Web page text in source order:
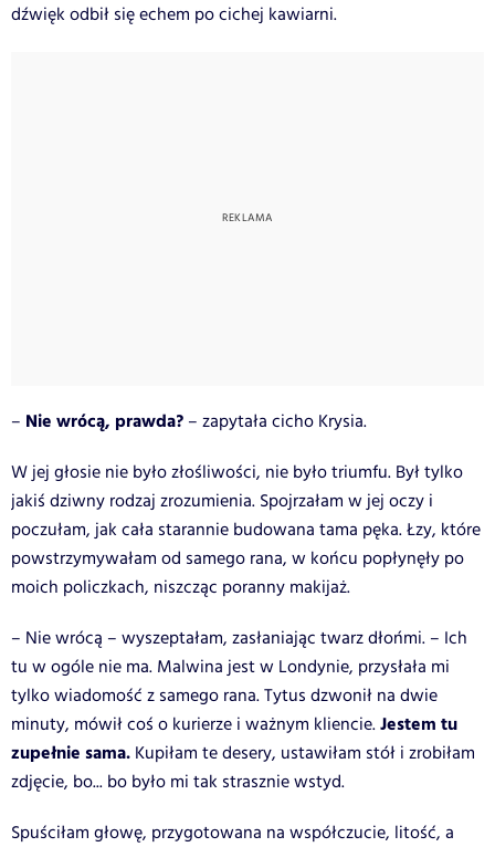
dźwięk odbił się echem po cichej kawiarni.
– Nie wrócą, prawda? – zapytała cicho Krysia.
W jej głosie nie było złośliwości, nie było triumfu. Był tylko
jakiś dziwny rodzaj zrozumienia. Spojrzałam w jej oczy i
poczułam, jak cała starannie budowana tama pęka. Łzy, które
powstrzymywałam od samego rana, w końcu popłynęły po
moich policzkach, niszcząc poranny makijaż.
– Nie wrócą – wyszeptałam, zasłaniając twarz dłońmi. – Ich
tu w ogóle nie ma. Malwina jest w Londynie, przysłała mi
tylko wiadomość z samego rana. Tytus dzwonił na dwie
minuty, mówił coś o kurierze i ważnym kliencie.Jestem tu
zupełnie sama. Kupiłam te desery, ustawiłam stół i zrobiłam
zdjęcie, bo... bo było mi tak strasznie wstyd.
Spuściłam głowę, przygotowana na współczucie, litość, a